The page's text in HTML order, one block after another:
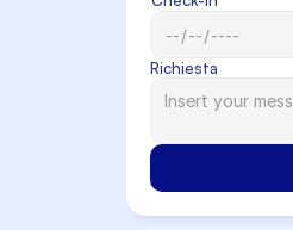
Richiesta